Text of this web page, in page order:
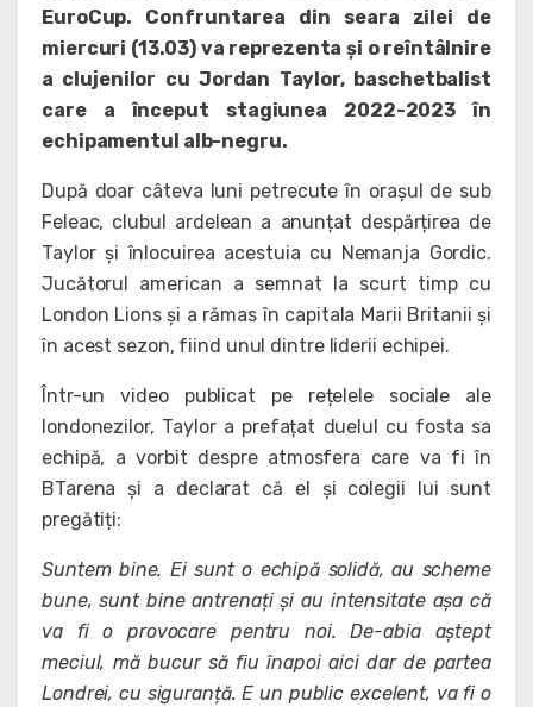
EuroCup. Confruntarea din seara zilei de
miercuri (13.03) va reprezenta și o reîntâlnire
a clujenilor cu Jordan Taylor, baschetbalist
care a început stagiunea 2022-2023 în
echipamentul alb-negru.
După doar câteva luni petrecute în orașul de sub
Feleac, clubul ardelean a anunțat despărțirea de
Taylor și înlocuirea acestuia cu Nemanja Gordic.
Jucătorul american a semnat la scurt timp cu
London Lions și a rămas în capitala Marii Britanii și
în acest sezon, fiind unul dintre liderii echipei.
Într-un video publicat pe rețelele sociale ale
londonezilor, Taylor a prefațat duelul cu fosta sa
echipă, a vorbit despre atmosfera care va fi în
BTarena și a declarat că el și colegii lui sunt
pregătiți:
Suntem bine. Ei sunt o echipă solidă, au scheme
bune, sunt bine antrenați și au intensitate așa că
va fi o provocare pentru noi. De-abia aștept
meciul, mă bucur să fiu înapoi aici dar de partea
Londrei, cu siguranță. E un public excelent, va fi o